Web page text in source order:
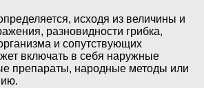
исходя из величины и
разновидности грибка,
и сопутствующих
включать в себя наружные
препараты, народные методы или